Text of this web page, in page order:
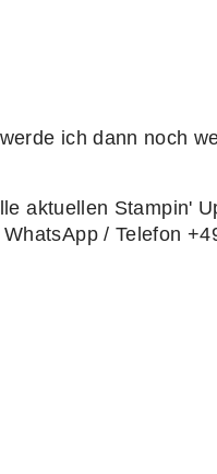
ich dann noch
aktuellen Stampin'
/ Telefon